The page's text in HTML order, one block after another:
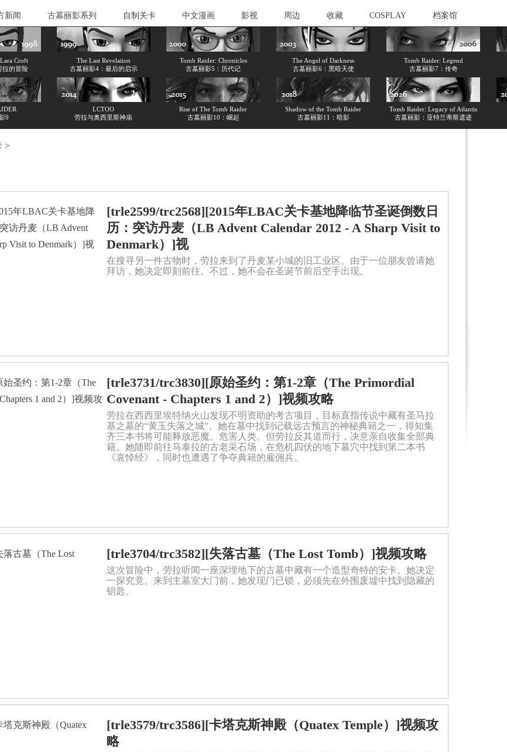
新闻 古墓丽影系列 自制关卡 中文漫画 影视 周边 收藏 COSPLAY 档案馆
Croft
拉的冒险
The Last Revelation
古墓丽影4：最后的启示
Tomb Raider: Chronicles
古墓丽影5：历代记
The Angel of Darkness
古墓丽影6：黑暗天使
Tomb Raider: Legend
古墓丽影7：传奇
9
LCTOO
劳拉与奥西里斯神庙
Rise of The Tomb Raider
古墓丽影10：崛起
Shadow of the Tomb Raider
古墓丽影11：暗影
Tomb Raider: Legacy of Atlantis
古墓丽影：亚特兰蒂斯遗迹
>
[trle2599/trc2568][2015年LBAC关卡基地降临节圣诞倒数日
历：突访丹麦（LB Advent Calendar 2012 - A Sharp Visit to
Denmark）]视
在搜寻另一件古物时，劳拉来到了丹麦某小城的旧工业区。由于一位朋友曾请她
拜访，她决定即刻前往。不过，她不会在圣诞节前后空手出现。
[trle3731/trc3830][原始圣约：第1-2章（The Primordial
Covenant - Chapters 1 and 2）]视频攻略
劳拉在西西里埃特纳火山发现不明资助的考古项目，目标直指传说中藏有圣马拉
基之墓的“黄玉失落之城”。她在墓中找到记载远古预言的神秘典籍之一，得知集
齐三本书将可能释放恶魔、危害人类。但劳拉反其道而行，决意亲自收集全部典
籍。她随即前往马泰拉的古老采石场，在危机四伏的地下墓穴中找到第二本书
《哀悼经》，同时也遭遇了争夺典籍的雇佣兵。
[trle3704/trc3582][失落古墓（The Lost Tomb）]视频攻略
这次冒险中，劳拉听闻一座深埋地下的古墓中藏有一个造型奇特的安卡。她决定
一探究竟。来到主墓室大门前，她发现门已锁，必须先在外围废墟中找到隐藏的
钥匙。
[trle3579/trc3586][卡塔克斯神殿（Quatex Temple）]视频攻
略